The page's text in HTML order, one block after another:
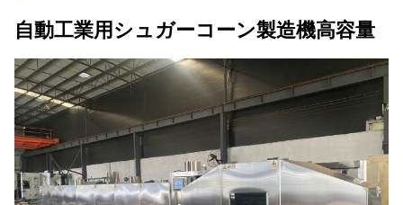
自動工業用シュガーコーン製造機高容量